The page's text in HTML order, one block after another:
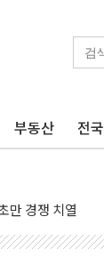
부동산 전국
랍지 않아"